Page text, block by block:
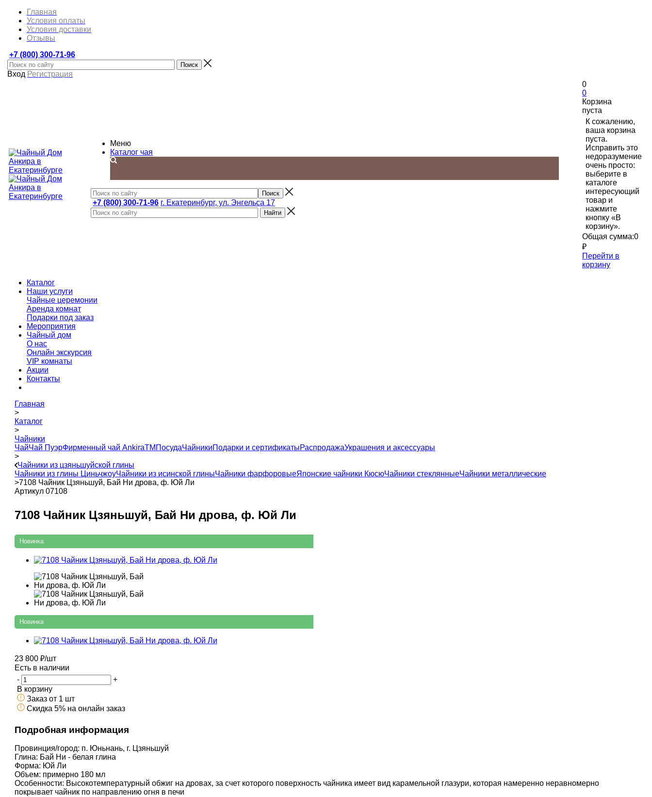
Главная
Условия оплаты
Условия доставки
Отзывы
+7 (800) 300-71-96
Вход Регистрация
Меню
Каталог чая
+7 (800) 300-71-96 г. Екатеринбург, ул. Энгельса 17
0
0
Корзина
пуста
К сожалению,
ваша корзина
пуста.
Исправить это
недоразумение
очень просто:
выберите в
каталоге
интересующий
товар и
нажмите
кнопку «В
корзину».
Общая сумма:0
₽
Перейти в
корзину
Каталог
Наши услуги
Чайные церемонии
Аренда комнат
Подарки под заказ
Мероприятия
Чайный дом
О нас
Онлайн экскурсия
VIP комнаты
Акции
Контакты
Главная
>
Каталог
>
Чайники
ЧайЧай ПуэрФирменный чай AnkiraTM ПосудаЧайникиПодарки и сертификатыРаспродажаУкрашения и аксессуары
>
Чайники из цзяньшуйской глины
Чайники из глины ЦиньчжоуЧайники из исинской глиныЧайники фарфоровыеЯпонские чайники КюсюЧайники стеклянныеЧайники металлические
>7108 Чайник Цзяньшуй, Бай Ни дрова, ф. Юй Ли
Артикул 07108
7108 Чайник Цзяньшуй, Бай Ни дрова, ф. Юй Ли
Новинка
Новинка
23 800 ₽/шт
Есть в наличии
-
+
В корзину
Заказ от 1 шт
Скидка 5% на онлайн заказ
Подробная информация
Провинция/город: п. Юньнань, г. Цзяньшуй
Глина: Бай Ни - белая глина
Форма: Юй Ли
Объем: примерно 180 мл
Особенности: Высокотемпературный обжиг на дровах, за счет которого поверхность чайника имеет вид карамельной глазури, которая намеренно неравномерно
покрывает чайник по направлению огня в печи